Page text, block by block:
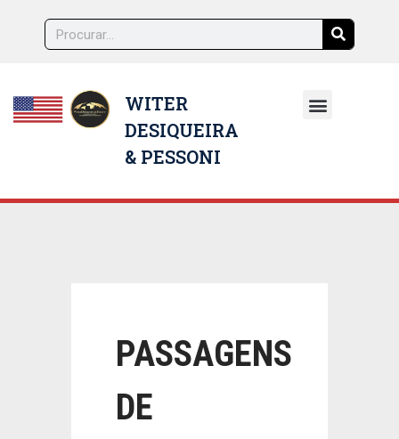
WITER
DESIQUEIRA
& PESSONI
PASSAGENS
DE